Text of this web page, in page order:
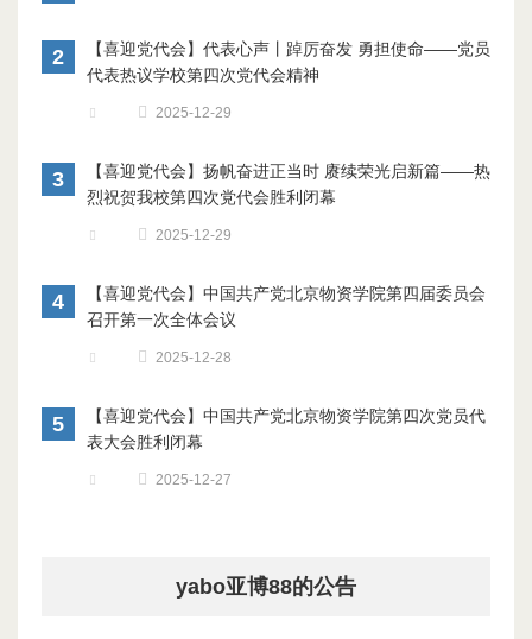
2
【喜迎党代会】代表心声丨踔厉奋发 勇担使命——党员
代表热议学校第四次党代会精神
2025-12-29
3
【喜迎党代会】扬帆奋进正当时 赓续荣光启新篇——热
烈祝贺我校第四次党代会胜利闭幕
2025-12-29
4
【喜迎党代会】中国共产党北京物资学院第四届委员会
召开第一次全体会议
2025-12-28
5
【喜迎党代会】中国共产党北京物资学院第四次党员代
表大会胜利闭幕
2025-12-27
yabo亚博88的公告